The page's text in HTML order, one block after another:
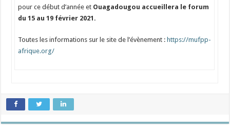
pour ce début d’année et Ouagadougou accueillera le forum
du 15 au 19 février 2021.
Toutes les informations sur le site de l’évènement : https://mufpp-
afrique.org/